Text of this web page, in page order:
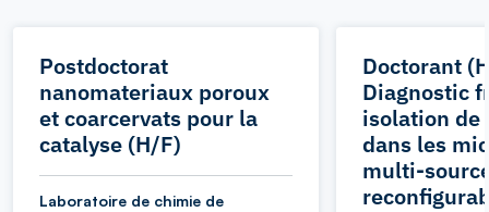
Postdoctorat
nanomateriaux poroux
et coarcervats pour la
catalyse (H/F)
Laboratoire de chimie de
Doctorant
Diagnostic
isolation de
dans les
multi-